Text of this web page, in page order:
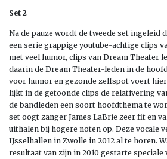
Set 2
Na de pauze wordt de tweede set ingeleid
een serie grappige youtube-achtige clips
met veel humor, clips van Dream Theater
daarin de Dream Theater-leden in de
voor humor en gezonde zelfspot voert
lijkt in de getoonde clips de relativering
de bandleden een soort hoofdthema te
set oogt zanger James LaBrie zeer fit en
uithalen bij hogere noten op. Deze vocale
IJsselhallen in Zwolle in 2012 al te horen.
resultaat van zijn in 2010 gestarte speciale